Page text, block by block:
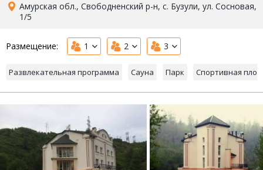
Амурская обл., Свободненский р-н, с. Бузули, ул. Сосновая,
1/5
Размещение: 1 2 3
Развлекательная программа Сауна Парк Спортивная